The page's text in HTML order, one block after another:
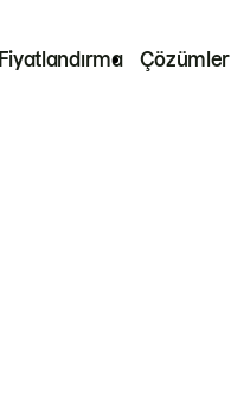
Fiyatlandırma Çözümler